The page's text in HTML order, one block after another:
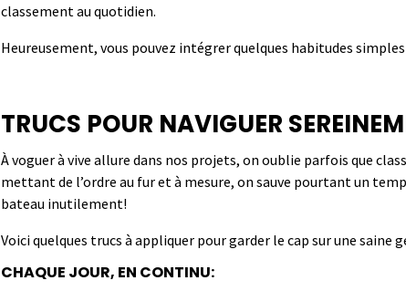
classementau quotidien.
Heureusement, vous pouvez intégrerquelques habitudes simples
TRUCS POUR NAVIGUER
À voguer à vive allure dans nos projets, on oublie parfois que
mettant de l’ordre au fur et à mesure, on sauve pourtant un
bateau inutilement!
Voici quelques trucs à appliquer pourgarder le cap sur une saine
CHAQUE JOUR, EN CONTINU: